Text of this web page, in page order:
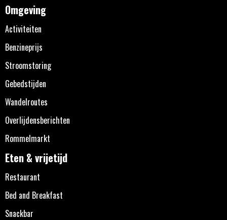
Omgeving
Activiteiten
Benzineprijs
Stroomstoring
Gebedstijden
Wandelroutes
Overlijdensberichten
Rommelmarkt
Eten & vrijetijd
Restaurant
Bed and Breakfast
Snackbar